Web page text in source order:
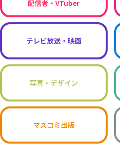
配信者・VTuber
テレビ放送・映画
写真・デザイン
マスコミ出版